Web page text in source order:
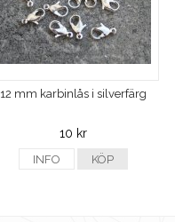
12 mm karbinlås i silverfärg
10 kr
INFO KÖP